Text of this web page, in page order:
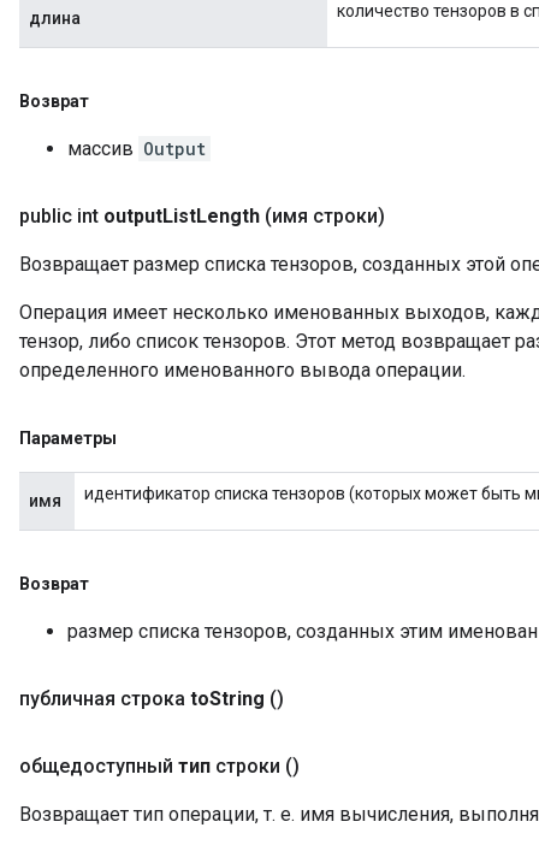
длина количество тензоров в
Возврат
массив Output
public int outputListLength (имя строки)
Возвращает размер списка тензоров, созданных этой
Операция имеет несколько именованных выходов,
тензор, либо список тензоров. Этот метод возвращает
определенного именованного вывода операции.
Параметры
имя идентификатор списка тензоров (которых может быть
Возврат
размер списка тензоров, созданных этим
публичная строка toString ()
общедоступный тип строки ()
Возвращает тип операции, т. е. имя вычисления,